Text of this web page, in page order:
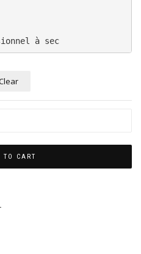
à sec
TO CART